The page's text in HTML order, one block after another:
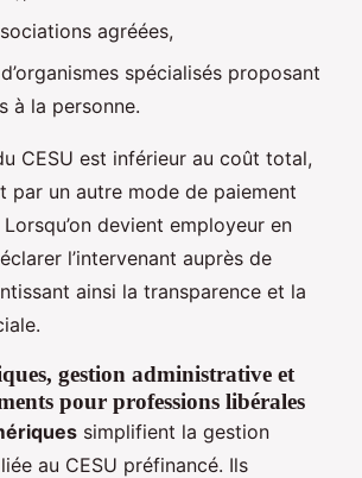
agréées,
spécialisés proposant
à la personne.
CESU est inférieur au coût total,
par un autre mode de paiement
devient employeur en
l’intervenant auprès de
ainsi la transparence et la
gestion administrative et
pour professions libérales
simplifient la gestion
au CESU préfinancé. Ils